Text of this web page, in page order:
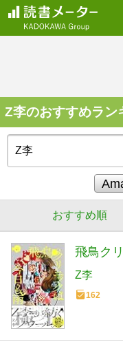
Z李のおすすめラン
おすすめ順
飛鳥ク
Z李
162